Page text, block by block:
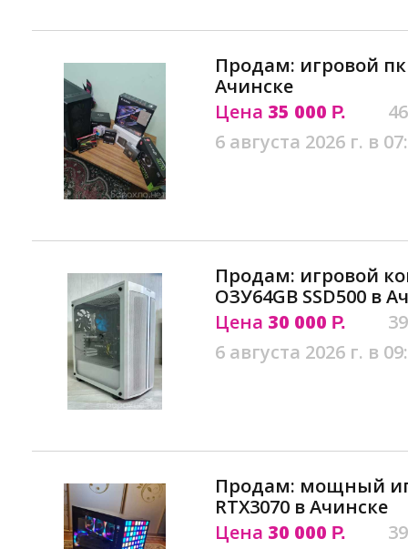
Продам: игровой
Ачинске
Цена 35 000 Р.
6 августа 2026 г. в
Продам: игровой
ОЗУ64GB SSD500 в
Цена 30 000 Р.
6 августа 2026 г. в
Продам: мощный
RTX3070 в Ачинске
Цена 30 000 Р.